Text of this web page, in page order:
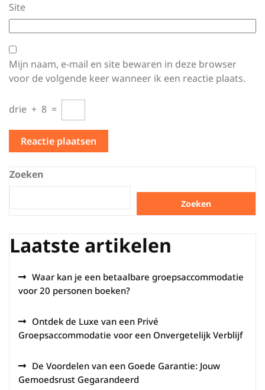
Site
Mijn naam, e-mail en site bewaren in deze browser
voor de volgende keer wanneer ik een reactie plaats.
drie + 8 =
Zoeken
Zoeken
Laatste artikelen
Waar kan je een betaalbare groepsaccommodatie
voor 20 personen boeken?
Ontdek de Luxe van een Privé
Groepsaccommodatie voor een Onvergetelijk Verblijf
De Voordelen van een Goede Garantie: Jouw
Gemoedsrust Gegarandeerd